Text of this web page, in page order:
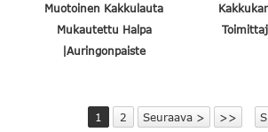
Muotoinen Kakkulauta
Mukautettu Halpa
|Auringonpaiste
1 2 Seuraava > >>